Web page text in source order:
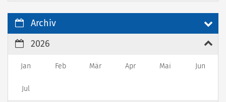
Archiv
2026
Jan Feb Mär Apr Mai Jun
Jul